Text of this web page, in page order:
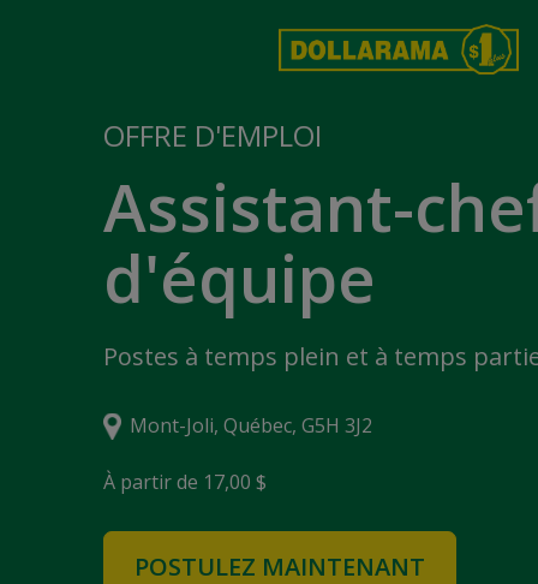
OFFRE D'EMPLOI
Assistant-
d'équipe
Postes à temps plein et à temps
Mont-Joli, Québec, G5H 3J2
À partir de 17,00 $
POSTULEZ MAINTENANT